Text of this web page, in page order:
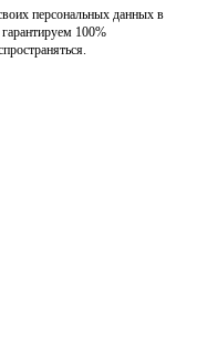
персональных данных в
100%